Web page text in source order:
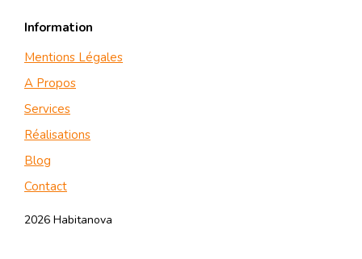
Information
Mentions Légales
A Propos
Services
Réalisations
Blog
Contact
2026 Habitanova